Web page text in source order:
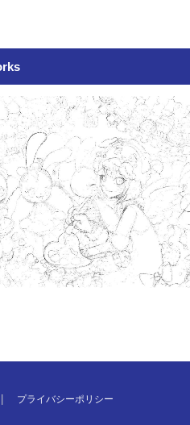
プライバシーポリシー